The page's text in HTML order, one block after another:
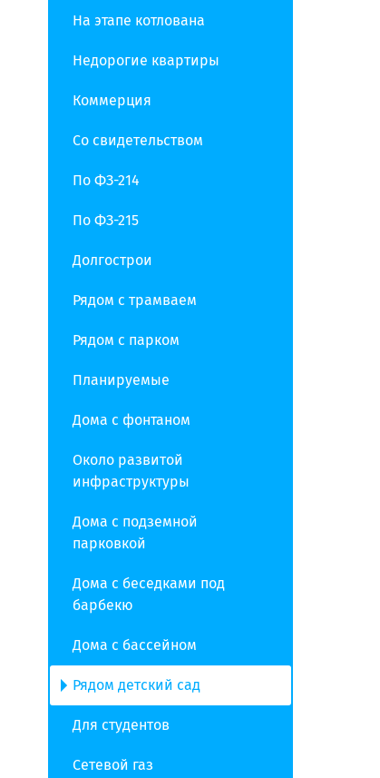
На этапе котлована
Недорогие квартиры
Коммерция
Со свидетельством
По ФЗ-214
По ФЗ-215
Долгострои
Рядом с трамваем
Рядом с парком
Планируемые
Дома с фонтаном
Около развитой
инфраструктуры
Дома с подземной
парковкой
Дома с беседками под
барбекю
Дома с бассейном
Рядом детский сад
Для студентов
Сетевой газ